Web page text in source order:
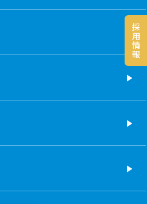
採
用
情
報